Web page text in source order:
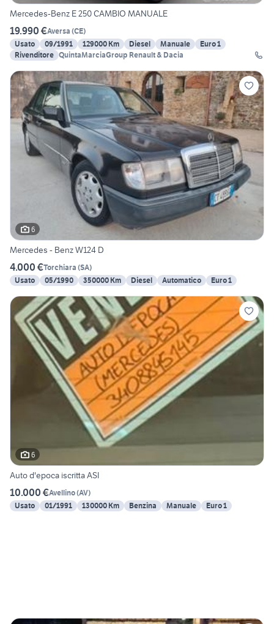
Mercedes-Benz E 250 CAMBIO MANUALE
19.990 €Aversa (CE)
Usato
09/1991 129000 Km Diesel Manuale
Euro 1
Rivenditore QuintaMarciaGroup Renault & Dacia
6
Mercedes - Benz W124 D
4.000 €Torchiara (SA)
Usato
05/1990 350000 Km Diesel Automatico Euro 1
6
Auto d'epoca iscritta ASI
10.000 €Avellino(AV)
Usato
01/1991 130000 Km Benzina Manuale Euro 1